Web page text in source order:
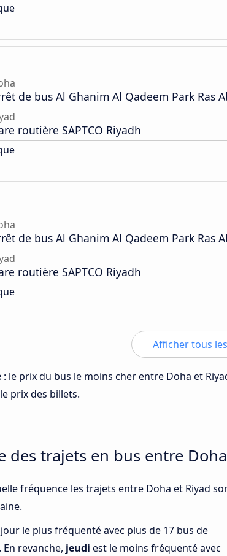
de bus Al Ghanim Al Qadeem Park Ras
routière SAPTCO Riyadh
de bus Al Ghanim Al Qadeem Park Ras
routière SAPTCO Riyadh
Afficher tous
: le prix du bus le moins cher entre Doha et
prix des billets.
des trajets en bus entre
fréquence les trajets entre Doha et Riyad
le plus fréquenté avec plus de 17 bus de
En revanche, jeudi est le moins fréquenté avec